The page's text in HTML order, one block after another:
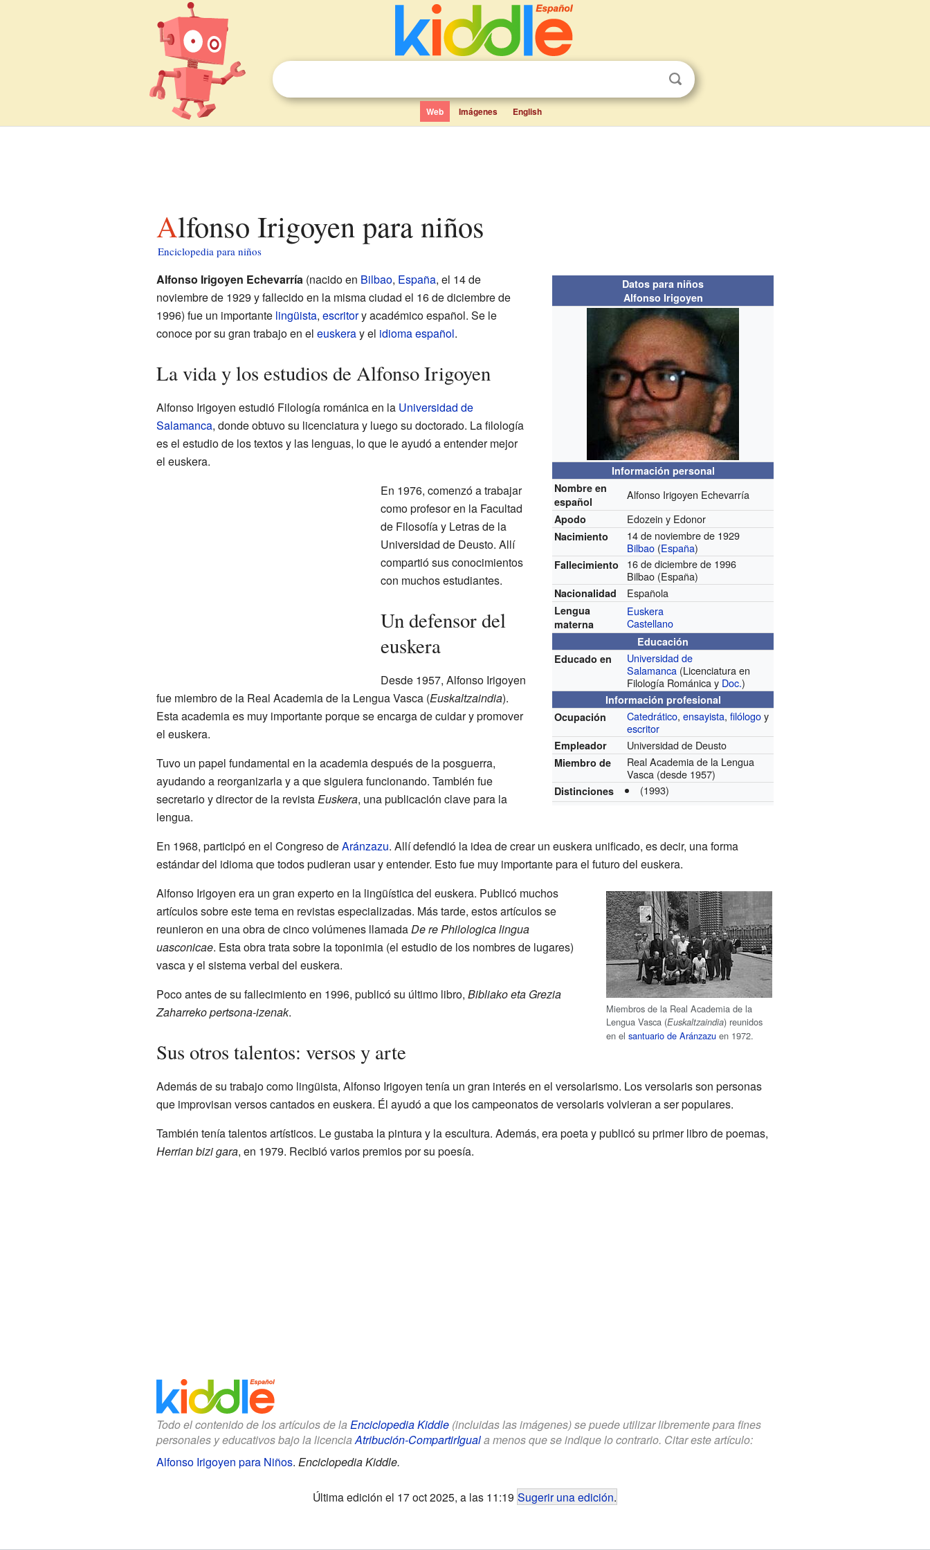
Web Imágenes English
Alfonso Irigoyen para niños
Enciclopedia para niños
Datos para niños
Alfonso Irigoyen
Información personal
Nombre en
español
Alfonso Irigoyen Echevarría
Apodo Edozein y Edonor
Nacimiento
14 de noviembre de 1929
Bilbao (España)
Fallecimiento
16 de diciembre de 1996
Bilbao (España)
Nacionalidad Española
Lengua
materna
Euskera
Castellano
Educación
Educado en
Universidad de
Salamanca (Licenciatura en
Filología Románica y Doc.)
Información profesional
Ocupación
Catedrático,ensayista,filólogoy
escritor
Empleador Universidad de Deusto
Miembro de
Real Academia de la Lengua
Vasca (desde 1957)
Distinciones (1993)
Alfonso Irigoyen Echevarría(nacido en Bilbao, España, el 14 de
noviembre de 1929 y fallecido en la misma ciudad el 16 de diciembre de
1996) fue un importante lingüista, escritory académico español. Se le
conoce por su gran trabajo en el euskeray el idioma español.
La vida y los estudios de Alfonso Irigoyen
Alfonso Irigoyen estudió Filología románica en la Universidad de
Salamanca, donde obtuvo su licenciatura y luego su doctorado. La filología
es el estudio de los textos y las lenguas, lo que le ayudó a entender mejor
el euskera.
En 1976, comenzó a trabajar
como profesor en la Facultad
de Filosofía y Letras de la
Universidad de Deusto. Allí
compartió sus conocimientos
con muchos estudiantes.
Un defensor del
euskera
Desde 1957, Alfonso Irigoyen
fue miembro de la Real Academia de la Lengua Vasca (Euskaltzaindia).
Esta academia es muy importante porque se encarga de cuidar y promover
el euskera.
Tuvo un papel fundamental en la academia después de la posguerra,
ayudando a reorganizarla y a que siguiera funcionando. También fue
secretario y director de la revistaEuskera, una publicación clave para la
lengua.
En 1968, participó en el Congreso deAránzazu. Allí defendió la idea de crear un euskera unificado, es decir, una forma
estándar del idioma que todos pudieran usar y entender. Esto fue muy importante para el futuro del euskera.
Miembros de la Real Academia de la
Lengua Vasca (Euskaltzaindia) reunidos
en elsantuario de Aránzazu en 1972.
Alfonso Irigoyen era un gran experto en la lingüística del euskera. Publicó muchos
artículos sobre este tema en revistas especializadas. Más tarde, estos artículos se
reunieron en una obra de cinco volúmenes llamadaDe re Philologica lingua
uasconicae. Esta obra trata sobre la toponimia (el estudio de los nombres de lugares)
vasca y el sistema verbal del euskera.
Poco antes de su fallecimiento en 1996, publicó su último libro, Bibliako eta Grezia
Zaharreko pertsona-izenak.
Sus otros talentos: versos y arte
Además de su trabajo como lingüista, Alfonso Irigoyen tenía un gran interés en el versolarismo. Los versolaris son personas
que improvisan versos cantados en euskera. Él ayudó a que los campeonatos de versolaris volvieran a ser populares.
También tenía talentos artísticos. Le gustaba la pintura y la escultura. Además, era poeta y publicó su primer libro de poemas,
Herrian bizi gara, en 1979. Recibió varios premios por su poesía.
Todo el contenido de los artículos de la Enciclopedia Kiddle(incluidas las imágenes) se puede utilizar libremente para fines
personales y educativos bajo la licenciaAtribución-CompartirIguala menos que se indique lo contrario. Citar este artículo:
Alfonso Irigoyen para Niños. Enciclopedia Kiddle.
Última edición el 17 oct 2025, a las 11:19 Sugerir una edición.